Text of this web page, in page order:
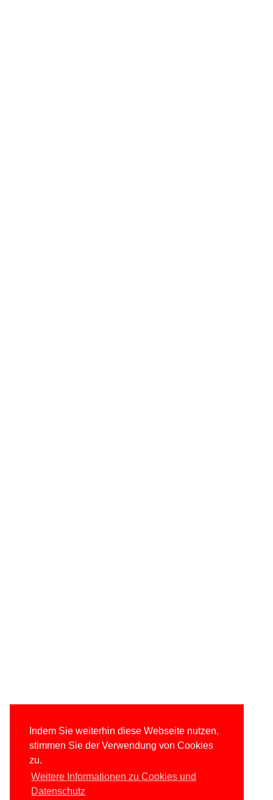
Indem Sie weiterhin diese Webseite nutzen,
stimmen Sie der Verwendung von Cookies
zu.
Weitere Informationen zu Cookies und
Datenschutz